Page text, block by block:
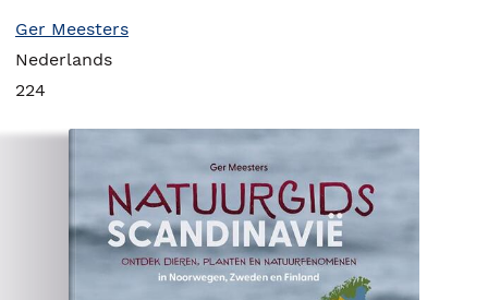
Ger Meesters
Nederlands
224